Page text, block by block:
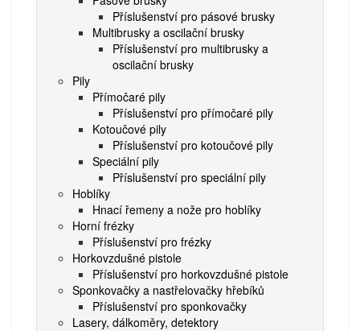
Příslušenství pro pásové brusky
Multibrusky a oscilační brusky
Příslušenství pro multibrusky a
oscilační brusky
Pily
Přímočaré pily
Příslušenství pro přímočaré pily
Kotoučové pily
Příslušenství pro kotoučové pily
Speciální pily
Příslušenství pro speciální pily
Hoblíky
Hnací řemeny a nože pro hoblíky
Horní frézky
Příslušenství pro frézky
Horkovzdušné pistole
Příslušenství pro horkovzdušné pistole
Sponkovačky a nastřelovačky hřebíků
Příslušenství pro sponkovačky
Lasery, dálkoměry, detektory